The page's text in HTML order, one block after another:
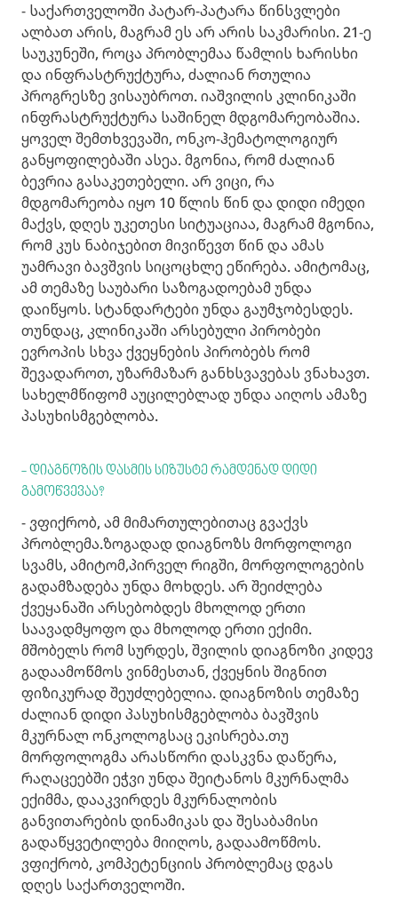
- საქართველოში პატარ-პატარა წინსვლები
ალბათ არის, მაგრამ ეს არ არის საკმარისი. 21-ე
საუკუნეში, როცა პრობლემაა წამლის ხარისხი
და ინფრასტრუქტურა, ძალიან რთულია
პროგრესზე ვისაუბროთ. იაშვილის კლინიკაში
ინფრასტრუქტურა საშინელ მდგომარეობაშია.
ყოველ შემთხვევაში, ონკო-ჰემატოლოგიურ
განყოფილებაში ასეა. მგონია, რომ ძალიან
ბევრია გასაკეთებელი. არ ვიცი, რა
მდგომარეობა იყო 10 წლის წინ და დიდი იმედი
მაქვს, დღეს უკეთესი სიტუაციაა, მაგრამ მგონია,
რომ კუს ნაბიჯებით მივიწევთ წინ და ამას
უამრავი ბავშვის სიცოცხლე ეწირება. ამიტომაც,
ამ თემაზე საუბარი საზოგადოებამ უნდა
დაიწყოს. სტანდარტები უნდა გაუმჯობესდეს.
თუნდაც, კლინიკაში არსებული პირობები
ევროპის სხვა ქვეყნების პირობებს რომ
შევადაროთ, უზარმაზარ განხსვავებას ვნახავთ.
სახელმწიფომ აუცილებლად უნდა აიღოს ამაზე
პასუხისმგებლობა.
- დიაგნოზის დასმის სიზუსტე რამდენად დიდი
გამოწვევაა?
- ვფიქრობ, ამ მიმართულებითაც გვაქვს
პრობლემა.ზოგადად დიაგნოზს მორფოლოგი
სვამს, ამიტომ,პირველ რიგში, მორფოლოგების
გადამზადება უნდა მოხდეს. არ შეიძლება
ქვეყანაში არსებობდეს მხოლოდ ერთი
საავადმყოფო და მხოლოდ ერთი ექიმი.
მშობელს რომ სურდეს, შვილის დიაგნოზი კიდევ
გადაამოწმოს ვინმესთან, ქვეყნის შიგნით
ფიზიკურად შეუძლებელია. დიაგნოზის თემაზე
ძალიან დიდი პასუხისმგებლობა ბავშვის
მკურნალ ონკოლოგსაც ეკისრება.თუ
მორფოლოგმა არასწორი დასკვნა დაწერა,
რაღაცეებში ეჭვი უნდა შეიტანოს მკურნალმა
ექიმმა, დააკვირდეს მკურნალობის
განვითარების დინამიკას და შესაბამისი
გადაწყვეტილება მიიღოს, გადაამოწმოს.
ვფიქრობ, კომპეტენციის პრობლემაც დგას
დღეს საქართველოში.